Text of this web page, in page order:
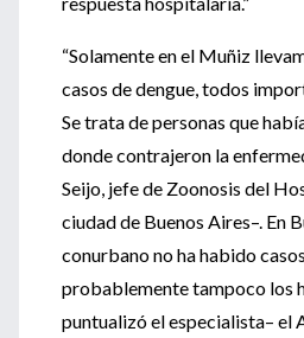
“Solamente en el Muñiz
casos de dengue, todos
Se trata de personas que
donde contrajeron la
Seijo, jefe de Zoonosis del
ciudad de Buenos Aires–. En
conurbano no ha habido
probablemente tampoco los
puntualizó el especialista– el